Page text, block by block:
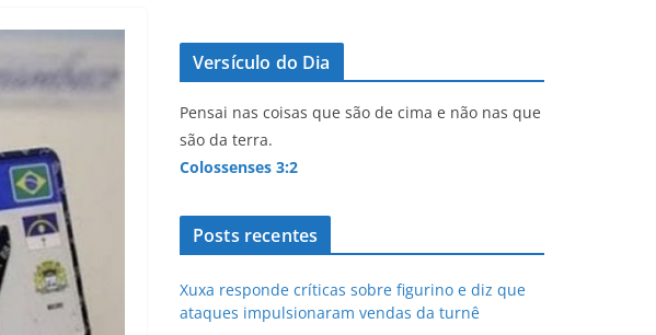
Versículo do Dia
Pensai nas coisas que são de cima e não nas que
são da terra.
Colossenses 3:2
Posts recentes
Xuxa responde críticas sobre figurino e diz que
ataques impulsionaram vendas da turnê